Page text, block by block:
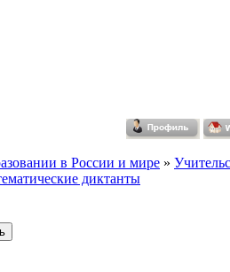
в России и мире »
диктанты